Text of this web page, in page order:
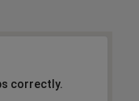
correctly.